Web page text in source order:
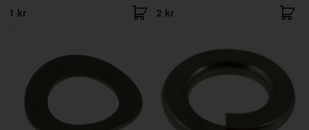
1 kr 2 kr